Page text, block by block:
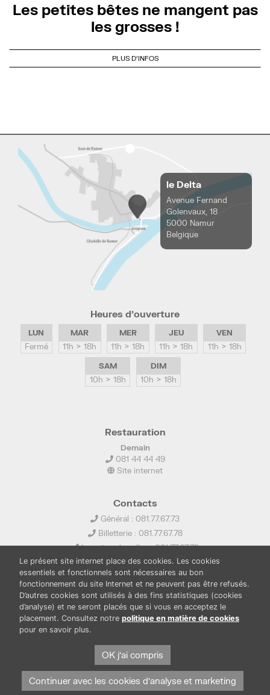
Les petites bêtes ne mangent pas
les grosses !
PLUS D'INFOS
le Delta
Avenue Fernand
Golenvaux, 18
5000 Namur
Belgique
Heures d’ouverture
LUN
Fermé
MAR
11h > 18h
MER
11h > 18h
JEU
11h > 18h
VEN
11h > 18h
SAM
10h > 18h
DIM
10h > 18h
Restauration
Demain
081 44 44 49
Site internet
Contacts
Général : 081.77.67.73
Billetterie : 081.77.67.78
Location de salles : 081.77.67.79
info@ledelta.be
BOUTIQUE
Le présent site internet place des cookies. Les cookies
essentiels et fonctionnels sont nécessaires au bon
fonctionnement du site Internet et ne peuvent pas être refusés.
D’autres cookies sont utilisés à des fins statistiques (cookies
d’analyse) et ne seront placés que si vous en acceptez le
placement. Consultez notre politique en matière de cookies
pour en savoir plus.
OK j'ai compris
Continuer avec les cookies d'analyse et marketing